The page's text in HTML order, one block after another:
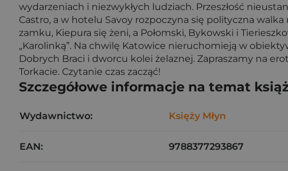
wydarzeniach i niezwykłych ludziach. Przeszłość
Castro, a w hotelu Savoy rozpoczyna się polityczna
zamku, Kiepura się żeni, a Połomski, Bykowski i
„Karolinką”. Na chwilę Katowice nieruchomieją w
Dobrych Braci i dworcu kolei żelaznej. Zapraszamy na
Torkacie. Czytanie czas zacząć!
Szczegółowe informacje na temat
Wydawnictwo: Księży Młyn
EAN: 9788377293867